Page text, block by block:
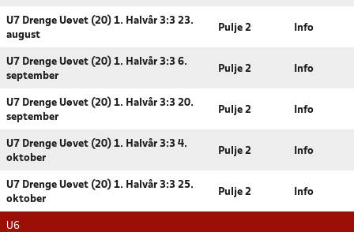
U7 Drenge Uøvet (20) 1. Halvår 3:3 23.
august
Pulje 2 Info
U7 Drenge Uøvet (20) 1. Halvår 3:3 6.
september
Pulje 2 Info
U7 Drenge Uøvet (20) 1. Halvår 3:3 20.
september
Pulje 2 Info
U7 Drenge Uøvet (20) 1. Halvår 3:3 4.
oktober
Pulje 2 Info
U7 Drenge Uøvet (20) 1. Halvår 3:3 25.
oktober
Pulje 2 Info
U6